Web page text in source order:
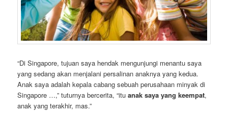
“Di Singapore, tujuan saya hendak mengunjungi menantu saya
yang sedang akan menjalani persalinan anaknya yang kedua.
Anak saya adalah kepala cabang sebuah perusahaan minyak di
Singapore …,” tuturnya bercerita, “ituanak saya yang keempat,
anak yang terakhir, mas.”